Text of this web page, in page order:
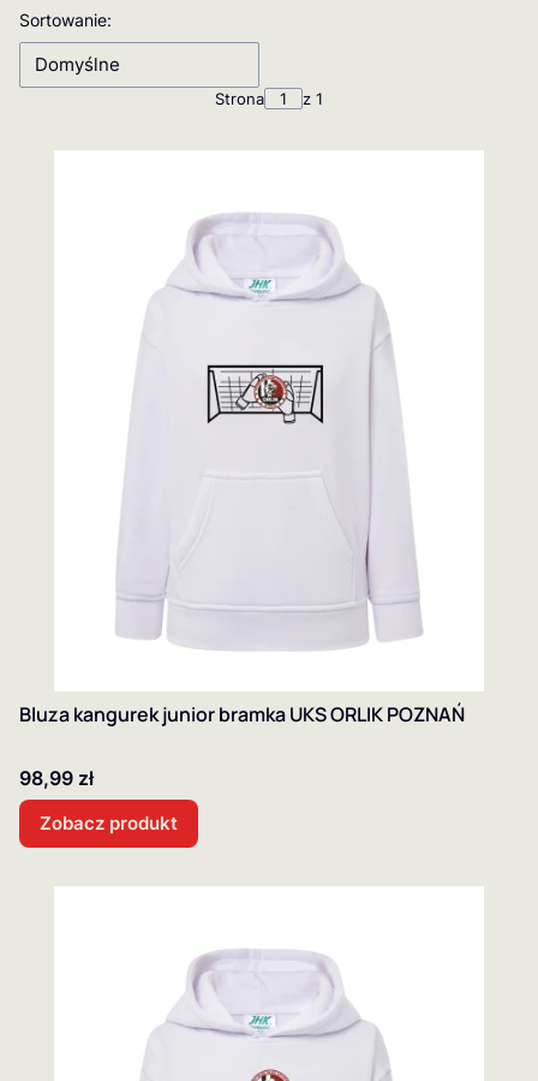
Lista produktów
Sortowanie:
Domyślne
Strona z 1
Bluza kangurek junior bramka UKS ORLIK POZNAŃ
Cena
98,99 zł
Zobacz produkt